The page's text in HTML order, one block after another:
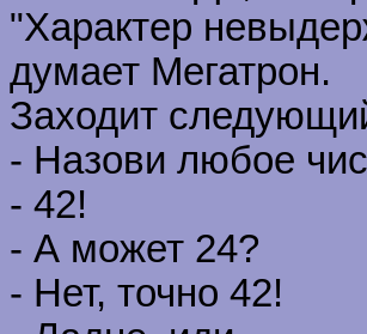
"Характер
думает Мегатрон.
Заходит
- Назови любое
- 42!
- А может 24?
- Нет, точно 42!